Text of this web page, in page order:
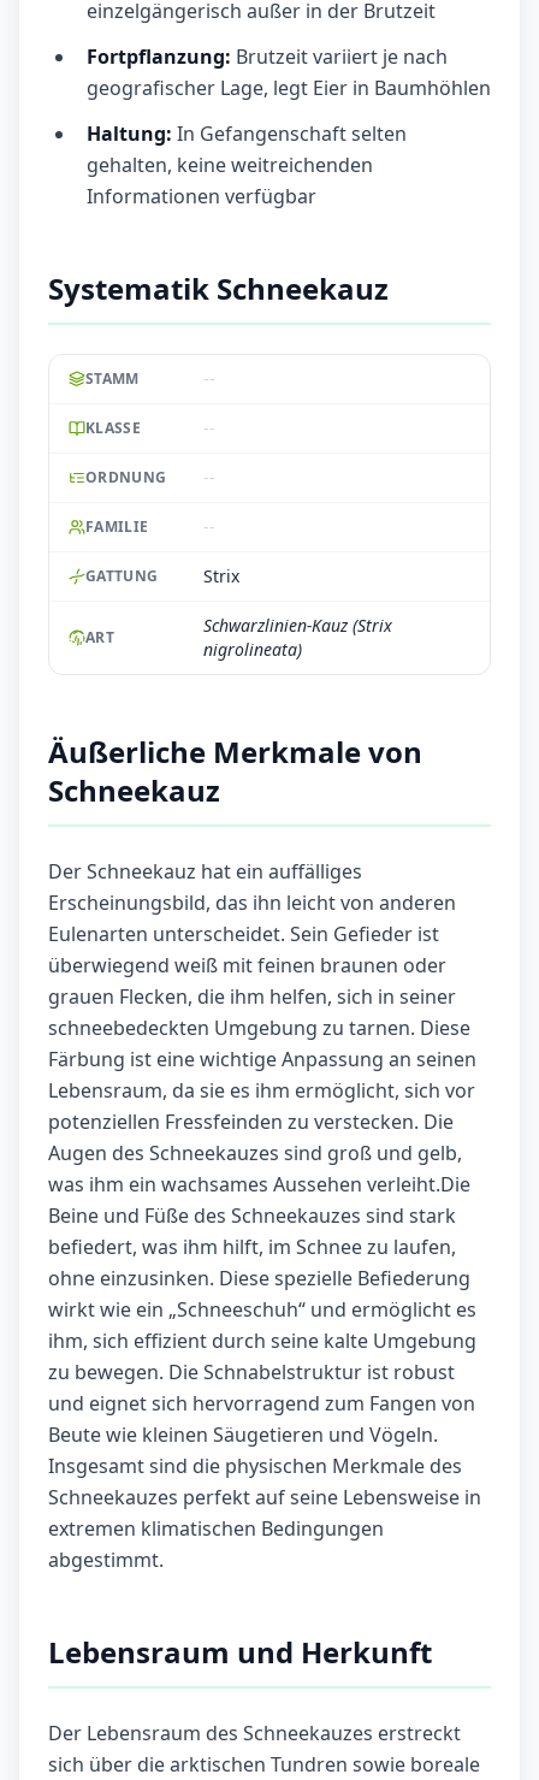
einzelgängerisch außer in der Brutzeit
Fortpflanzung: Brutzeit variiert je nach
geografischer Lage, legt Eier in Baumhöhlen
Haltung: In Gefangenschaft selten
gehalten, keine weitreichenden
Informationen verfügbar
Systematik Schneekauz
STAMM --
KLASSE --
ORDNUNG --
FAMILIE --
GATTUNG Strix
ART
Schwarzlinien-Kauz (Strix
nigrolineata)
Äußerliche Merkmale von
Schneekauz
Der Schneekauz hat ein auffälliges
Erscheinungsbild, das ihn leicht von anderen
Eulenarten unterscheidet. Sein Gefieder ist
überwiegend weiß mit feinen braunen oder
grauen Flecken, die ihm helfen, sich in seiner
schneebedeckten Umgebung zu tarnen. Diese
Färbung ist eine wichtige Anpassung an seinen
Lebensraum, da sie es ihm ermöglicht, sich vor
potenziellen Fressfeinden zu verstecken. Die
Augen des Schneekauzes sind groß und gelb,
was ihm ein wachsames Aussehen verleiht.Die
Beine und Füße des Schneekauzes sind stark
befiedert, was ihm hilft, im Schnee zu laufen,
ohne einzusinken. Diese spezielle Befiederung
wirkt wie ein „Schneeschuh“ und ermöglicht es
ihm, sich effizient durch seine kalte Umgebung
zu bewegen. Die Schnabelstruktur ist robust
und eignet sich hervorragend zum Fangen von
Beute wie kleinen Säugetieren und Vögeln.
Insgesamt sind die physischen Merkmale des
Schneekauzes perfekt auf seine Lebensweise in
extremen klimatischen Bedingungen
abgestimmt.
Lebensraum und Herkunft
Der Lebensraum des Schneekauzes erstreckt
sich über die arktischen Tundren sowie boreale